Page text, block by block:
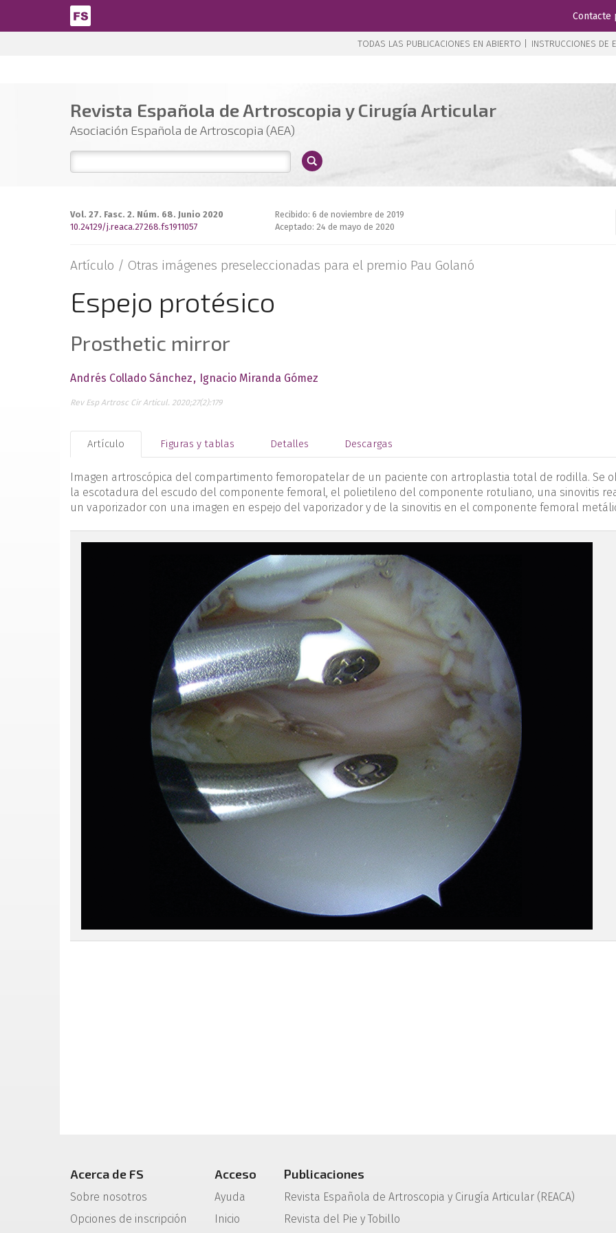
Pasar al contenido principal
Contacte
TODAS LAS PUBLICACIONES EN ABIERTO | INSTRUCCIONES DE
Revista Española de Artroscopia y Cirugía Articular
Asociación Española de Artroscopia (AEA)
Vol. 27. Fasc. 2. Núm. 68. Junio 2020
10.24129/j.reaca.27268.fs1911057
Recibido: 6 de noviembre de 2019
Aceptado: 24 de mayo de 2020
Artículo / Otras imágenes preseleccionadas para el premio Pau Golanó
Espejo protésico
Prosthetic mirror
Andrés Collado Sánchez Ignacio Miranda Gómez
Rev Esp Artrosc Cir Articul. 2020;27(2):179
Artículo Figuras y tablas Detalles Descargas
Imagen artroscópica del compartimento femoropatelar de un paciente con artroplastia total de rodilla. Se
la escotadura del escudo del componente femoral, el polietileno del componente rotuliano, una sinovitis
un vaporizador con una imagen en espejo del vaporizador y de la sinovitis en el componente femoral
Acerca de FS
Sobre nosotros
Opciones de inscripción
Acceso
Ayuda
Inicio
Publicaciones
Revista Española de Artroscopia y Cirugía Articular (REACA)
Revista del Pie y Tobillo